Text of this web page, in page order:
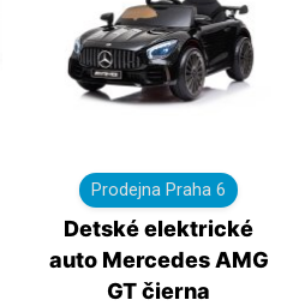
Prodejna Praha 6
Detské elektrické
auto Mercedes AMG
GT čierna